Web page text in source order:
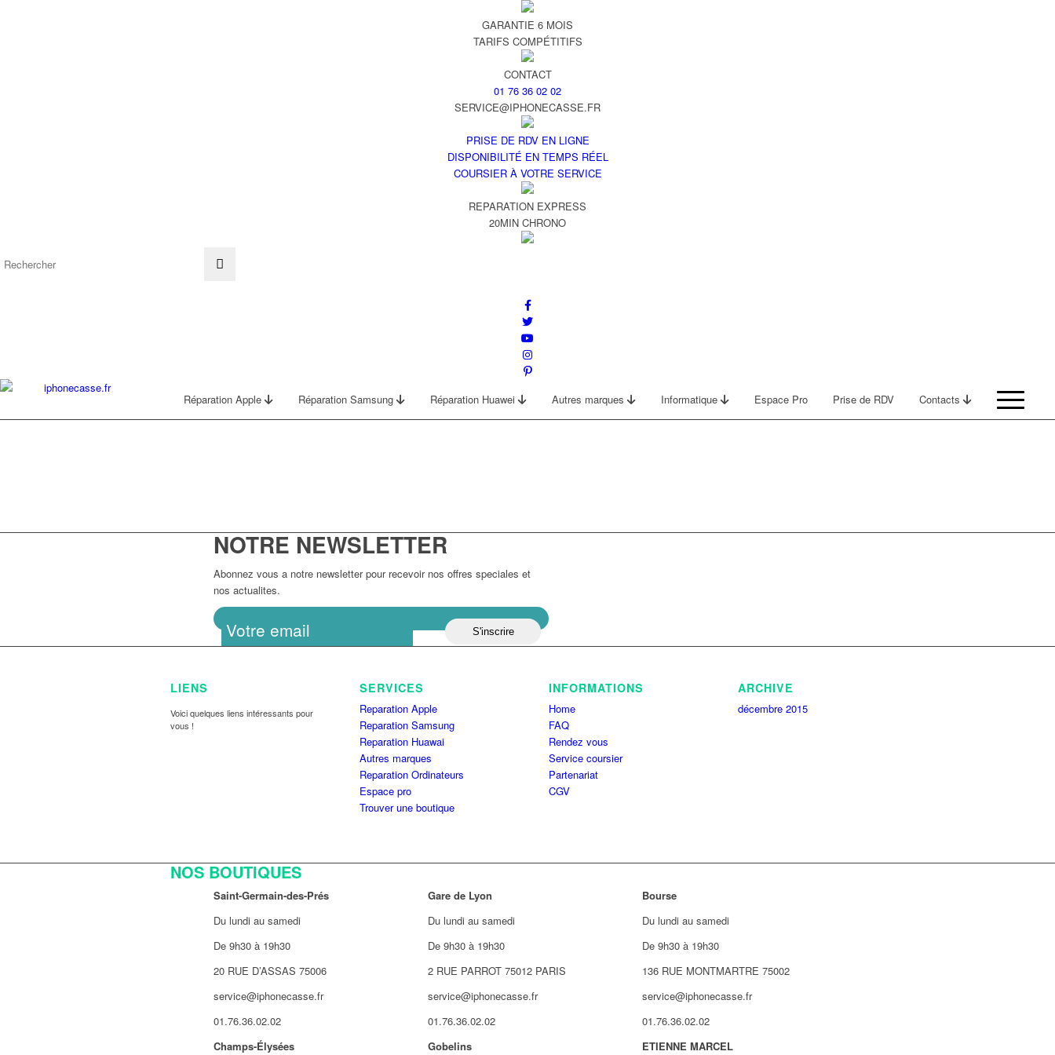
GARANTIE 6 MOIS
TARIFS COMPÉTITIFS
CONTACT
01 76 36 02 02
SERVICE@IPHONECASSE.FR
PRISE DE RDV EN LIGNE
DISPONIBILITÉ EN TEMPS RÉEL
COURSIER À VOTRE SERVICE
REPARATION EXPRESS
20MIN CHRONO
Réparation Apple Réparation Samsung Réparation Huawei Autres marques Informatique Espace Pro Prise de RDV Contacts
NOTRE NEWSLETTER
Abonnez vous a notre newsletter pour recevoir nos offres speciales et
nos actualites.
LIENS
Voici quelques liens intéressants pour
vous !
SERVICES
Reparation Apple
Reparation Samsung
Reparation Huawai
Autres marques
Reparation Ordinateurs
Espace pro
Trouver une boutique
INFORMATIONS
Home
FAQ
Rendez vous
Service coursier
Partenariat
CGV
ARCHIVE
décembre 2015
NOS BOUTIQUES
Saint-Germain-des-Prés
Du lundi au samedi
De 9h30 à 19h30
20 RUE D’ASSAS 75006
service@iphonecasse.fr
01.76.36.02.02
Gare de Lyon
Du lundi au samedi
De 9h30 à 19h30
2 RUE PARROT 75012 PARIS
service@iphonecasse.fr
01.76.36.02.02
Bourse
Du lundi au samedi
De 9h30 à 19h30
136 RUE MONTMARTRE 75002
service@iphonecasse.fr
01.76.36.02.02
Champs-Élysées
Gobelins ETIENNE MARCEL